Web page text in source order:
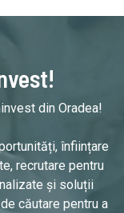
din Oradea!
înființare
recrutare pentru
și soluții
căutare pentru a